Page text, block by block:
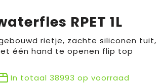
RPET 1L
rietje, zachte siliconen tuit,
één hand te openen flip top
In totaal 38993 op voorraad